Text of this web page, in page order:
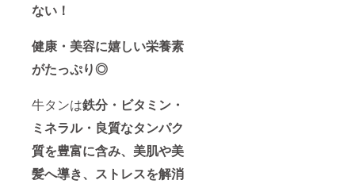
ない！
健康・美容に嬉しい栄養素
がたっぷり◎
牛タンは鉄分・ビタミン・
ミネラル・良質なタンパク
質を豊富に含み、美肌や美
髪へ導き、ストレスを解消